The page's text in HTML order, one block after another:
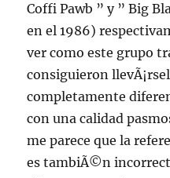
Coffi Pawb ” y ” Big
en el 1986)
ver como este grupo
consiguieron
completamente
con una calidad
me parece que la
es tambiÃ©n